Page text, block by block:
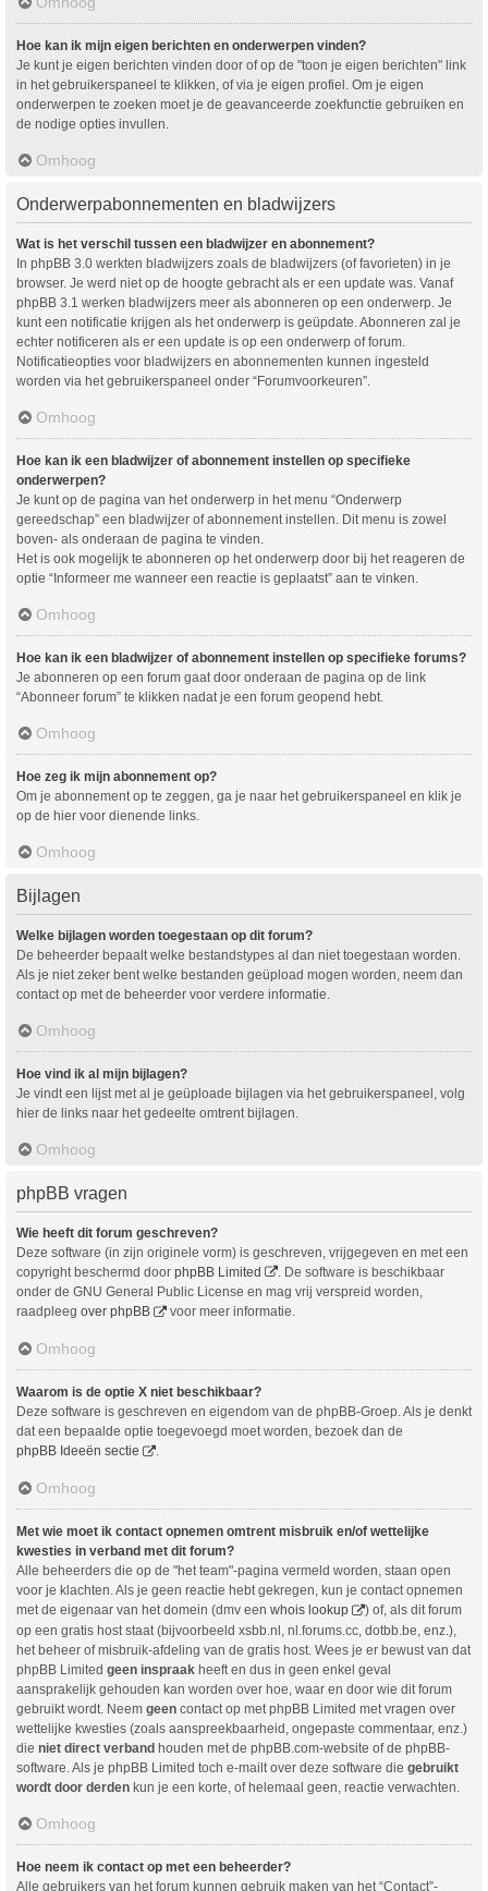
Hoe kan ik mijn eigen berichten en onderwerpen vinden?
Je kunt je eigen berichten vinden door of op de "toon je eigen berichten" link
in het gebruikerspaneel te klikken, of via je eigen profiel. Om je eigen
onderwerpen te zoeken moet je de geavanceerde zoekfunctie gebruiken en
de nodige opties invullen.
Omhoog
Onderwerpabonnementen en bladwijzers
Wat is het verschil tussen een bladwijzer en abonnement?
In phpBB 3.0 werkten bladwijzers zoals de bladwijzers (of favorieten) in je
browser. Je werd niet op de hoogte gebracht als er een update was. Vanaf
phpBB 3.1 werken bladwijzers meer als abonneren op een onderwerp. Je
kunt een notificatie krijgen als het onderwerp is geüpdate. Abonneren zal je
echter notificeren als er een update is op een onderwerp of forum.
Notificatieopties voor bladwijzers en abonnementen kunnen ingesteld
worden via het gebruikerspaneel onder “Forumvoorkeuren”.
Omhoog
Hoe kan ik een bladwijzer of abonnement instellen op specifieke
onderwerpen?
Je kunt op de pagina van het onderwerp in het menu “Onderwerp
gereedschap” een bladwijzer of abonnement instellen. Dit menu is zowel
boven- als onderaan de pagina te vinden.
Het is ook mogelijk te abonneren op het onderwerp door bij het reageren de
optie “Informeer me wanneer een reactie is geplaatst” aan te vinken.
Omhoog
Hoe kan ik een bladwijzer of abonnement instellen op specifieke forums?
Je abonneren op een forum gaat door onderaan de pagina op de link
“Abonneer forum” te klikken nadat je een forum geopend hebt.
Omhoog
Hoe zeg ik mijn abonnement op?
Om je abonnement op te zeggen, ga je naar het gebruikerspaneel en klik je
op de hier voor dienende links.
Omhoog
Bijlagen
Welke bijlagen worden toegestaan op dit forum?
De beheerder bepaalt welke bestandstypes al dan niet toegestaan worden.
Als je niet zeker bent welke bestanden geüpload mogen worden, neem dan
contact op met de beheerder voor verdere informatie.
Omhoog
Hoe vind ik al mijn bijlagen?
Je vindt een lijst met al je geüploade bijlagen via het gebruikerspaneel, volg
hier de links naar het gedeelte omtrent bijlagen.
Omhoog
phpBB vragen
Wie heeft dit forum geschreven?
Deze software (in zijn originele vorm) is geschreven, vrijgegeven en met een
copyright beschermd door phpBB Limited
. De software is beschikbaar
onder de GNU General Public License en mag vrij verspreid worden,
raadpleeg over phpBB voor meer informatie.
Omhoog
Waarom is de optie X niet beschikbaar?
Deze software is geschreven en eigendom van de phpBB-Groep. Als je denkt
dat een bepaalde optie toegevoegd moet worden, bezoek dan de
phpBB Ideeën sectie
.
Omhoog
Met wie moet ik contact opnemen omtrent misbruik en/of wettelijke
kwesties in verband met dit forum?
Alle beheerders die op de "het team"-pagina vermeld worden, staan open
voor je klachten. Als je geen reactie hebt gekregen, kun je contact opnemen
met de eigenaar van het domein (dmv een whois lookup
) of, als dit forum
op een gratis host staat (bijvoorbeeld xsbb.nl, nl.forums.cc, dotbb.be, enz.),
het beheer of misbruik-afdeling van de gratis host. Wees je er bewust van dat
phpBB Limited geen inspraak heeft en dus in geen enkel geval
aansprakelijk gehouden kan worden over hoe, waar en door wie dit forum
gebruikt wordt. Neem geen contact op met phpBB Limited met vragen over
wettelijke kwesties (zoals aanspreekbaarheid, ongepaste commentaar, enz.)
die niet direct verband houden met de phpBB.com-website of de phpBB-
software. Als je phpBB Limited toch e-mailt over deze software die gebruikt
wordt door derden kun je een korte, of helemaal geen, reactie verwachten.
Omhoog
Hoe neem ik contact op met een beheerder?
Alle gebruikers van het forum kunnen gebruik maken van het “Contact”-